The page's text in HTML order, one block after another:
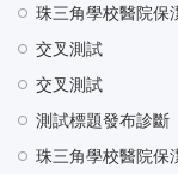
交叉測試
交叉測試
測試標題發布診斷